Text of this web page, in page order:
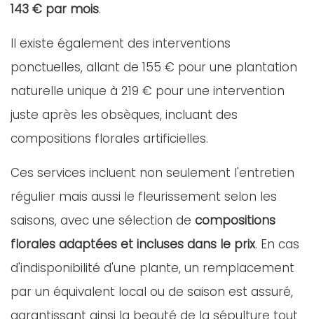
143 € par mois.
Il existe également des interventions
ponctuelles, allant de 155 € pour une plantation
naturelle unique à 219 € pour une intervention
juste après les obsèques, incluant des
compositions florales artificielles.
Ces services incluent non seulement l'entretien
régulier mais aussi le fleurissement selon les
saisons, avec une sélection de compositions
florales adaptées et incluses dans le prix. En cas
d'indisponibilité d'une plante, un remplacement
par un équivalent local ou de saison est assuré,
garantissant ainsi la beauté de la sépulture tout